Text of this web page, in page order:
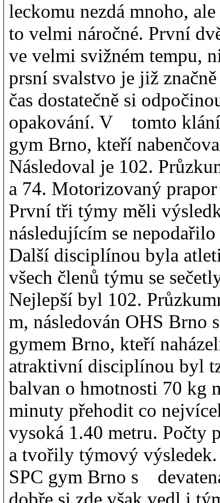
leckomu nezdá mnoho,
to velmi náročné. První
ve velmi svižném tempu,
prsní svalstvo je již
čas dostatečně si
opakování. V tomto klání
gym Brno, kteří
Následoval je 102.
a 74. Motorizovaný
První tři týmy měli
následujícím se
Další disciplínou byla
všech členů týmu se
Nejlepší byl 102.
m, následován OHS
gymem Brno, kteří
atraktivní disciplínou byl
balvan o hmotnosti 70 kg
minuty přehodit co
vysoká 1.40 metru.
a tvořily týmový
SPC gym Brno s